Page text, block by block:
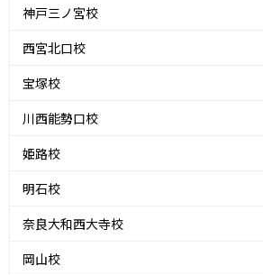
神戸三ノ宮校
西宮北口校
宝塚校
川西能勢口校
姫路校
明石校
奈良大和西大寺校
岡山校